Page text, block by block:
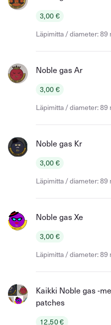
3,00 €
Läpimitta / diameter: 89
Noble gas Ar
3,00 €
Läpimitta / diameter: 89
Noble gas Kr
3,00 €
Läpimitta / diameter: 89
Noble gas Xe
3,00 €
Läpimitta / diameter: 89
Kaikki Noble gas -
patches
12,50 €